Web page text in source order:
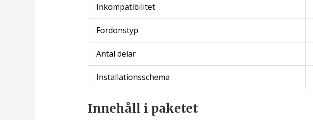
Inkompatibilitet
Fordonstyp
Antal delar
Installationsschema
Innehåll i paketet